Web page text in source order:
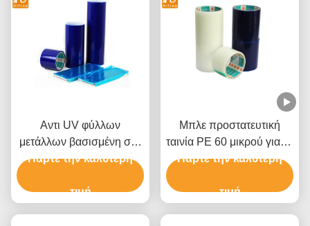
Αντι UV φύλλων
μετάλλων βασισμένη στο
διαλύτη κόλλα ταινιών
προστατευτική
Πάρτε την καλύτερη
τιμή
Μπλε προστατευτική
ταινία PE 60 μικρού για το
αλουμίνιο ανοξείδωτου
Πάρτε την καλύτερη
τιμή